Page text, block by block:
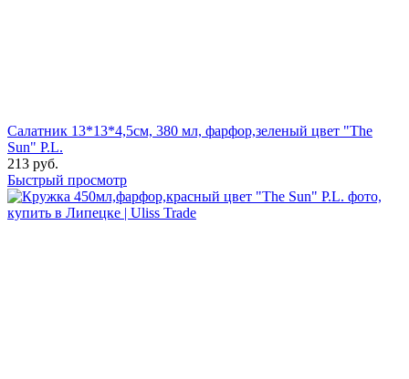
Салатник 13*13*4,5см, 380 мл, фарфор,зеленый цвет "The
Sun" P.L.
213 руб.
Быстрый просмотр